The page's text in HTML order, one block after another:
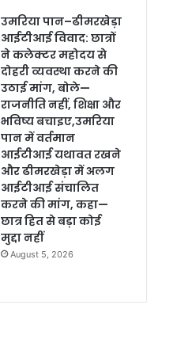
उमरिया पान–ढीमरखेड़ा
आईटीआई विवाद: छात्रों
ने कलेक्टर महोदय से
दोहरी व्यवस्था करने की
उठाई मांग, बोले—
राजनीति नहीं, शिक्षा और
भविष्य बचाइए,उमरिया
पान में वर्तमान
आईटीआई यथावत रखने
और ढीमरखेड़ा में अलग
आईटीआई संचालित
करने की मांग, कहा—
छात्र हित से बड़ा कोई
मुद्दा नहीं
August 5, 2026